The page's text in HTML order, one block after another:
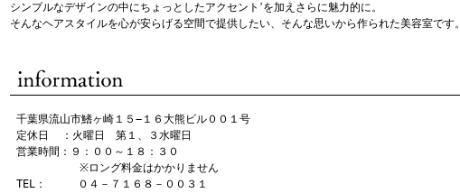
シンプルなデザインの中にちょっとしたアクセント’を加えさらに魅力的に。
そんなヘアスタイルを心が安らげる空間で提供したい、そんな思いから作られた美容室です。
千葉県流山市鰭ヶ崎１５−１６大熊ビル００１号
定休日  ：火曜日　第１、３水曜日
営業時間：９：００～１８：３０
           ※ロング料金はかかりません
TEL：     ０４－７１６８－００３１